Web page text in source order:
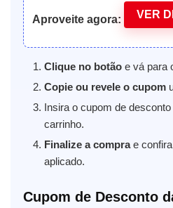
Aproveite agora: VER
Clique no botão e vá para
Copie ou revele o cupom
Insira o cupom de
carrinho.
Finalize a comprae
aplicado.
Cupom de Desconto